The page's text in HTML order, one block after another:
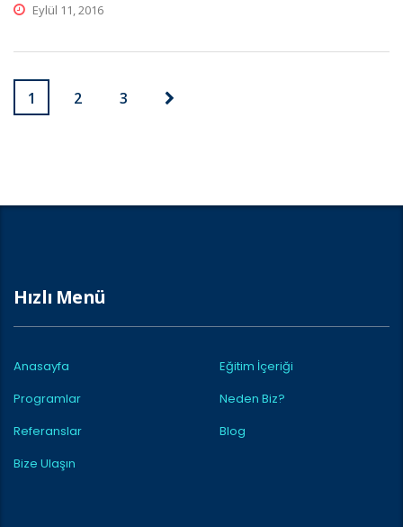
Eylül 11, 2016
1 2 3
Hızlı Menü
Anasayfa
Eğitim İçeriği
Programlar
Neden Biz?
Referanslar
Blog
Bize Ulaşın